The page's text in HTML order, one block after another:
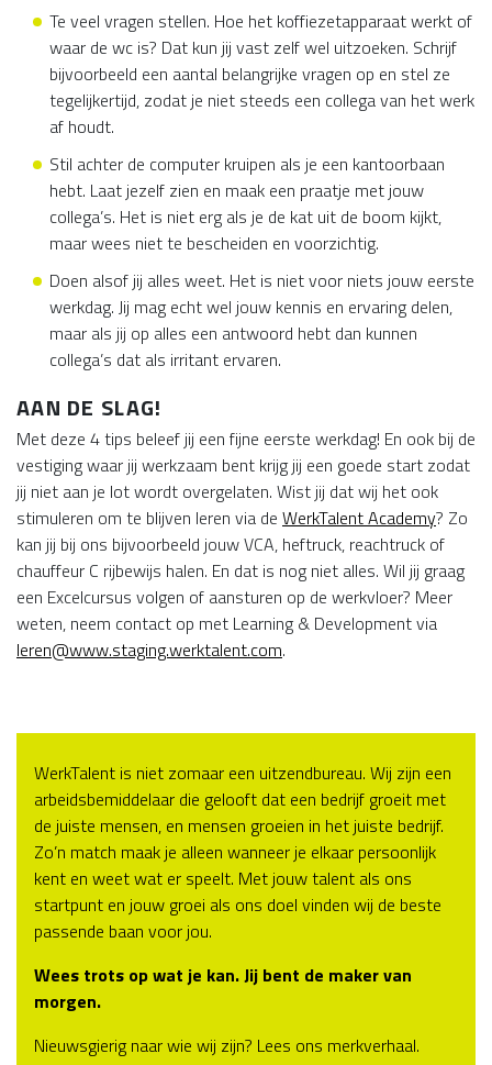
Te veel vragen stellen. Hoe het koffiezetapparaat werkt of
waar de wc is? Dat kun jij vast zelf wel uitzoeken. Schrijf
bijvoorbeeld een aantal belangrijke vragen op en stel ze
tegelijkertijd, zodat je niet steeds een collega van het werk
af houdt.
Stil achter de computer kruipen als je een kantoorbaan
hebt. Laat jezelf zien en maak een praatje met jouw
collega’s. Het is niet erg als je de kat uit de boom kijkt,
maar wees niet te bescheiden en voorzichtig.
Doen alsof jij alles weet. Het is niet voor niets jouw eerste
werkdag. Jij mag echt wel jouw kennis en ervaring delen,
maar als jij op alles een antwoord hebt dan kunnen
collega’s dat als irritant ervaren.
AAN DE SLAG!
Met deze 4 tips beleef jij een fijne eerste werkdag! En ook bij de
vestiging waar jij werkzaam bent krijg jij een goede start zodat
jij niet aan je lot wordt overgelaten. Wist jij dat wij het ook
stimuleren om te blijven leren via de WerkTalent Academy? Zo
kan jij bij ons bijvoorbeeld jouw VCA, heftruck, reachtruck of
chauffeur C rijbewijs halen. En dat is nog niet alles. Wil jij graag
een Excelcursus volgen of aansturen op de werkvloer? Meer
weten, neem contact op met Learning & Development via
leren@www.staging.werktalent.com.
WerkTalent is niet zomaar een uitzendbureau. Wij zijn een
arbeidsbemiddelaar die gelooft dat een bedrijf groeit met
de juiste mensen, en mensen groeien in het juiste bedrijf.
Zo’n match maak je alleen wanneer je elkaar persoonlijk
kent en weet wat er speelt. Met jouw talent als ons
startpunt en jouw groei als ons doel vinden wij de beste
passende baan voor jou.
Wees trots op wat je kan. Jij bent de maker van
morgen.
Nieuwsgierig naar wie wij zijn? Lees ons merkverhaal.